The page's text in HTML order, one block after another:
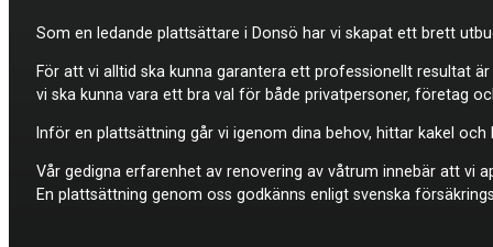
Som en ledande plattsättare i Donsö har vi skapat ett brett
För att vi alltid ska kunna garantera ett professionellt resultat
vi ska kunna vara ett bra val för både privatpersoner, företag
Inför en plattsättning går vi igenom dina behov, hittar kakel
Vår gedigna erfarenhet av renovering av våtrum innebär att
En plattsättning genom oss godkänns enligt svenska